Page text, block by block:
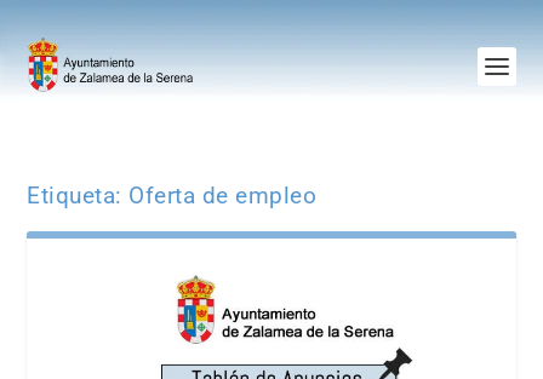
Etiqueta: Oferta de empleo